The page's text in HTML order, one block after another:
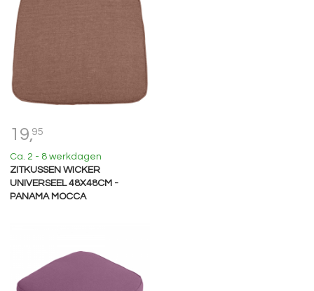
19,95
Ca. 2 - 8 werkdagen
ZITKUSSEN WICKER
UNIVERSEEL 48X48CM -
PANAMA MOCCA